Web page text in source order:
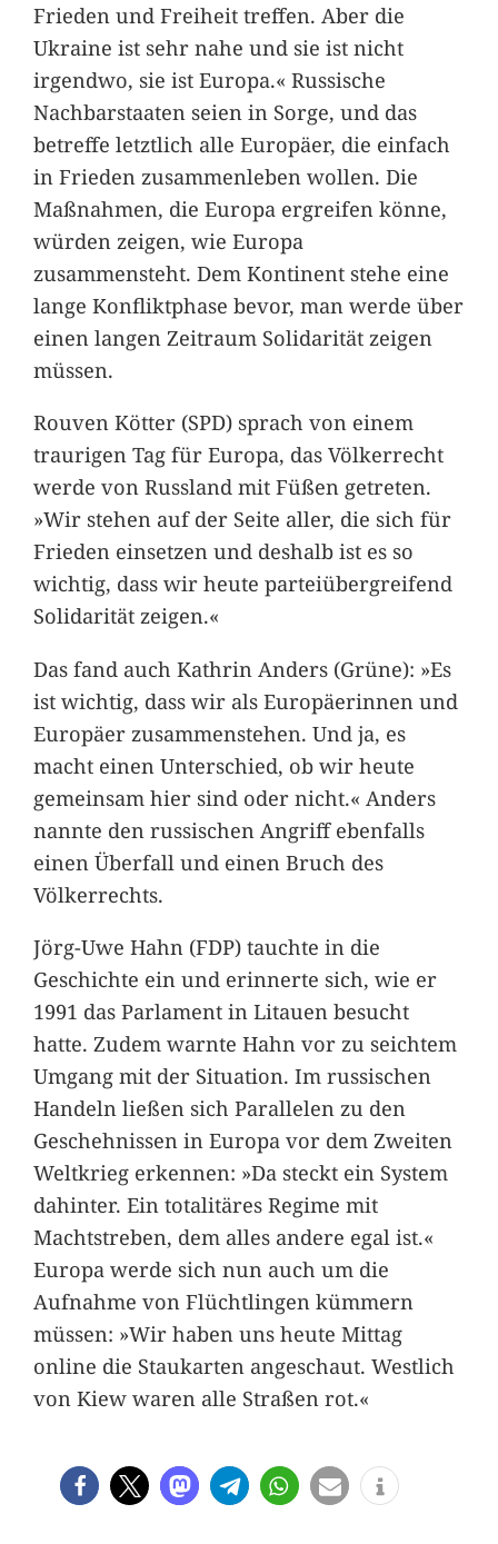
Frieden und Freiheit treffen. Aber die
Ukraine ist sehr nahe und sie ist nicht
irgendwo, sie ist Europa.« Russische
Nachbarstaaten seien in Sorge, und das
betreffe letztlich alle Europäer, die einfach
in Frieden zusammenleben wollen. Die
Maßnahmen, die Europa ergreifen könne,
würden zeigen, wie Europa
zusammensteht. Dem Kontinent stehe eine
lange Konfliktphase bevor, man werde über
einen langen Zeitraum Solidarität zeigen
müssen.
Rouven Kötter (SPD) sprach von einem
traurigen Tag für Europa, das Völkerrecht
werde von Russland mit Füßen getreten.
»Wir stehen auf der Seite aller, die sich für
Frieden einsetzen und deshalb ist es so
wichtig, dass wir heute parteiübergreifend
Solidarität zeigen.«
Das fand auch Kathrin Anders (Grüne): »Es
ist wichtig, dass wir als Europäerinnen und
Europäer zusammenstehen. Und ja, es
macht einen Unterschied, ob wir heute
gemeinsam hier sind oder nicht.« Anders
nannte den russischen Angriff ebenfalls
einen Überfall und einen Bruch des
Völkerrechts.
Jörg-Uwe Hahn (FDP) tauchte in die
Geschichte ein und erinnerte sich, wie er
1991 das Parlament in Litauen besucht
hatte. Zudem warnte Hahn vor zu seichtem
Umgang mit der Situation. Im russischen
Handeln ließen sich Parallelen zu den
Geschehnissen in Europa vor dem Zweiten
Weltkrieg erkennen: »Da steckt ein System
dahinter. Ein totalitäres Regime mit
Machtstreben, dem alles andere egal ist.«
Europa werde sich nun auch um die
Aufnahme von Flüchtlingen kümmern
müssen: »Wir haben uns heute Mittag
online die Staukarten angeschaut. Westlich
von Kiew waren alle Straßen rot.«